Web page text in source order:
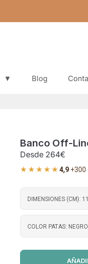
▼
Blog
Banco Off-
Desde 264€
★★★★★4,9·+300
DIMENSIONES (CM):
COLOR PATAS: NEGRO